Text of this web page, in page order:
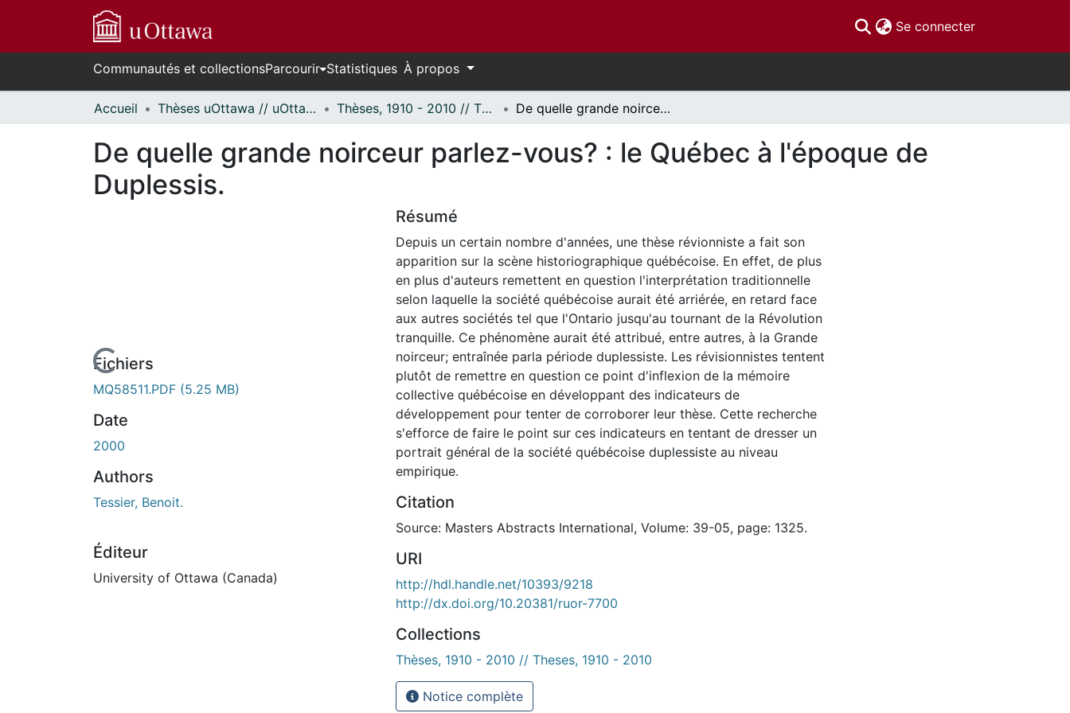
Se connecter(current)
Communautés et collectionsParcourir Statistiques À propos
Accueil Thèses uOttawa // uOttawa Theses Thèses, 1910 - 2010 // Theses, 1910 - 2010 De quelle grande noirceur parlez-vous? : le Québec à l'époque de Duplessis.
De quelle grande noirceur parlez-vous? : le Québec à l'époque de
Duplessis.
En cours de chargement...
Fichiers
MQ58511.PDF (5.25 MB)
Date
2000
Authors
Tessier, Benoit.
Éditeur
University of Ottawa (Canada)
Résumé
Depuis un certain nombre d'années, une thèse révionniste a fait son
apparition sur la scène historiographique québécoise. En effet, de plus
en plus d'auteurs remettent en question l'interprétation traditionnelle
selon laquelle la société québécoise aurait été arriérée, en retard face
aux autres sociétés tel que l'Ontario jusqu'au tournant de la Révolution
tranquille. Ce phénomène aurait été attribué, entre autres, à la Grande
noirceur; entraînée parla période duplessiste. Les révisionnistes tentent
plutôt de remettre en question ce point d'inflexion de la mémoire
collective québécoise en développant des indicateurs de
développement pour tenter de corroborer leur thèse. Cette recherche
s'efforce de faire le point sur ces indicateurs en tentant de dresser un
portrait général de la société québécoise duplessiste au niveau
empirique.
Citation
Source: Masters Abstracts International, Volume: 39-05, page: 1325.
URI
http://hdl.handle.net/10393/9218
http://dx.doi.org/10.20381/ruor-7700
Collections
Thèses, 1910 - 2010 // Theses, 1910 - 2010
Notice complète